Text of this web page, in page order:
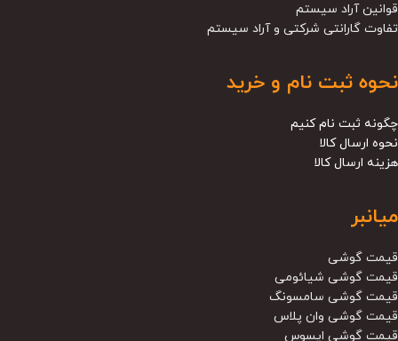
قوانین آراد سیستم
تفاوت گارانتی شرکتی و آراد سیستم
نحوه ثبت نام و خرید
چگونه ثبت نام کنیم
نحوه ارسال کالا
هزینه ارسال کالا
میانبر
قیمت گوشی
قیمت گوشی شیائومی
قیمت گوشی سامسونگ
قیمت گوشی وان پلاس
قیمت گوشی ایسوس